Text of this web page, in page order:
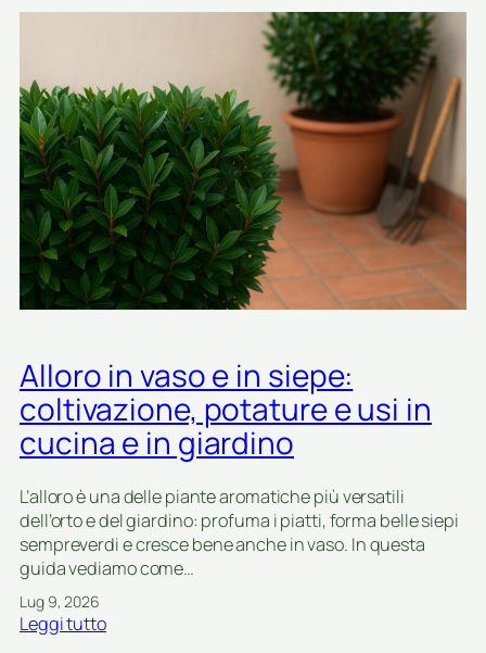
a
i
r
r
i
g
a
z
i
o
e
i
r
d
i
n
i
:
v
a
r
t
à
,
c
o
t
i
v
a
i
i
o
f
i
a
(
t
o
r
c
i
o
s
s
a
)
i
n
g
i
a
d
Alloro in vaso e in siepe:
coltivazione, potature e usi in
cucina e in giardino
L’alloro è una delle piante aromatiche più versatili
dell’orto e del giardino: profuma i piatti, forma belle siepi
sempreverdi e cresce bene anche in vaso. In questa
guida vediamo come…
Lug 9, 2026
Leggi tutto: